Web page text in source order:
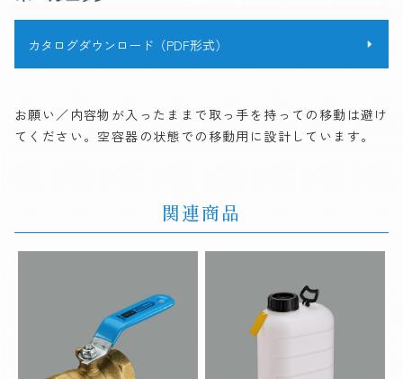
カタログダウンロード（PDF形式）
お願い／内容物が入ったままで取っ手を持っての移動は避け
てください。空容器の状態での移動用に設計しています。
関連商品